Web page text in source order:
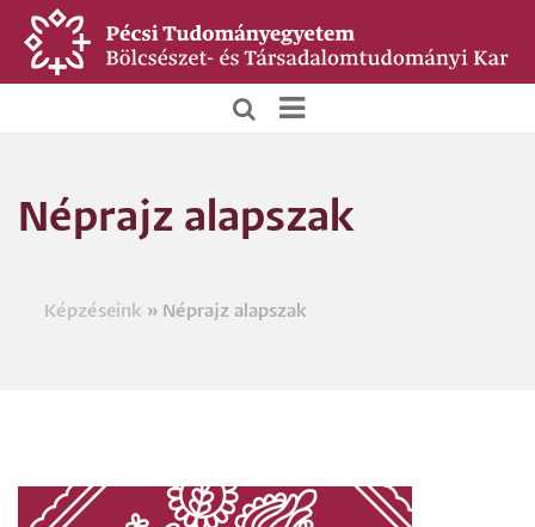
Ugrás
tartalomra
Főoldali
Néprajz alapszak
Morzsa
Képzéseink Néprajz alapszak